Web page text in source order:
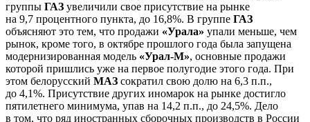
группы ГАЗ увеличили свое присутствие на рынке
на 9,7 процентного пункта, до 16,8%. В группе ГАЗ
объясняют это тем, что продажи «Урала» упали меньше, чем
рынок, кроме того, в октябре прошлого года была запущена
модернизированная модель «Урал-М», основные продажи
которой пришлись уже на первое полугодие этого года. При
этом белорусский МАЗ сократил свою долю на 6,3 п.п.,
до 4,1%. Присутствие других иномарок на рынке достигло
пятилетнего минимума, упав на 14,2 п.п., до 24,5%. Дело
в том, что ряд иностранных сборочных производств в России